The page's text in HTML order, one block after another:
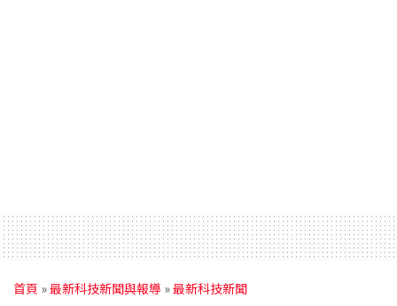
首頁 »最新科技新聞與報導 »最新科技新聞